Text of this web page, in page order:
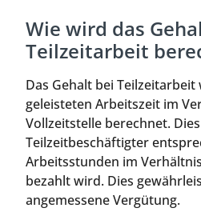
Wie wird das
Teilzeitarbeit
Das Gehalt bei
geleisteten Arbeitszeit im
Vollzeitstelle berechnet.
Teilzeitbeschäftigter
Arbeitsstunden im
bezahlt wird. Dies
angemessene Vergütung.